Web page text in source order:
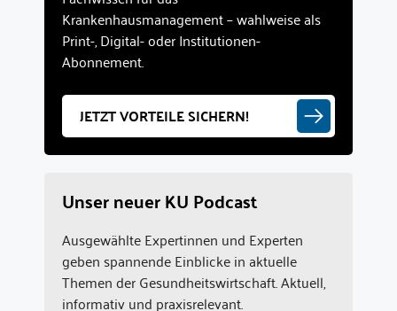
Krankenhausmanagement – wahlweise als
Print-, Digital- oder Institutionen-
Abonnement.
JETZT VORTEILE SICHERN!
Unser neuer KU Podcast
Ausgewählte Expertinnen und Experten
geben spannende Einblicke in aktuelle
Themen der Gesundheitswirtschaft. Aktuell,
informativ und praxisrelevant.